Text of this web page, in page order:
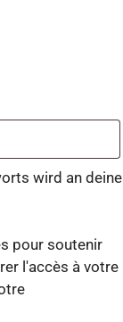
wird an deine
pour soutenir
l'accès à votre